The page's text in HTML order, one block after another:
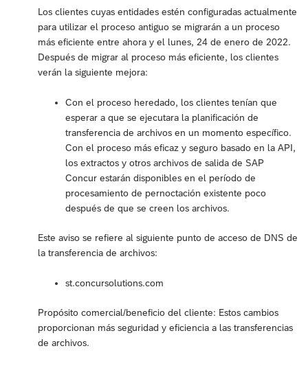
Los clientes cuyas entidades estén configuradas actualmente
para utilizar el proceso antiguo se migrarán a un proceso
más eficiente entre ahora y el lunes, 24 de enero de 2022.
Después de migrar al proceso más eficiente, los clientes
verán la siguiente mejora:
Con el proceso heredado, los clientes tenían que
esperar a que se ejecutara la planificación de
transferencia de archivos en un momento específico.
Con el proceso más eficaz y seguro basado en la API,
los extractos y otros archivos de salida de SAP
Concur estarán disponibles en el período de
procesamiento de pernoctación existente poco
después de que se creen los archivos.
Este aviso se refiere al siguiente punto de acceso de DNS de
la transferencia de archivos:
st.concursolutions.com
Propósito comercial/beneficio del cliente: Estos cambios
proporcionan más seguridad y eficiencia a las transferencias
de archivos.